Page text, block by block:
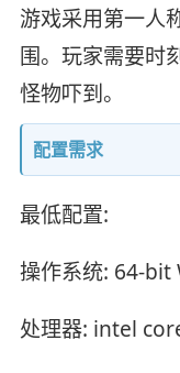
游戏采用第一人
围。玩家需要时
怪物吓到。
配置需求
最低配置:
操作系统: 64-bit
处理器: intel